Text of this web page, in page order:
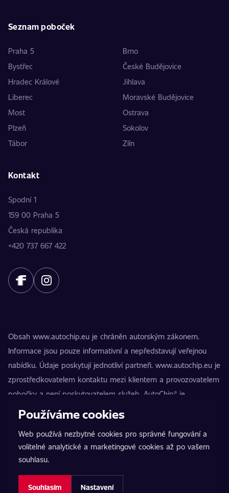
Seznam poboček
Praha 5
Brno
Bystřec
České Budějovice
Hradec Králové
Jihlava
Liberec
Moravské Budějovice
Most
Ostrava
Plzeň
Sokolov
Tábor
Zlín
Kontakt
Spodní 1
159 00 Praha 5
Česká republika
+420 737 667 422
Obsah www.autochip.eu je chráněn autorským zákonem.
Informace jsou pouze informativní a nepředstavují veřejnou
nabídku. Údaje poskytují jednotliví partneři. www.autochip.eu je
zprostředkovatelem kontaktu mezi klientem a provozovatelem
pobočky a není poskytovatelem služeb. AutoChip® je
registrovaná ochranná známka Petra Kučery. Úpravy, které
nezpůsobilosti vozidla k provozu na pozemních komunikacích.
Přesné informace poskytuje vždy konkrétní provozovatel
pobočky.
Nastavení cookies
Používáme cookies
Web používá nezbytné cookies pro správné fungování a
volitelné analytické a marketingové cookies až po vašem
souhlasu.
Souhlasím Nastavení